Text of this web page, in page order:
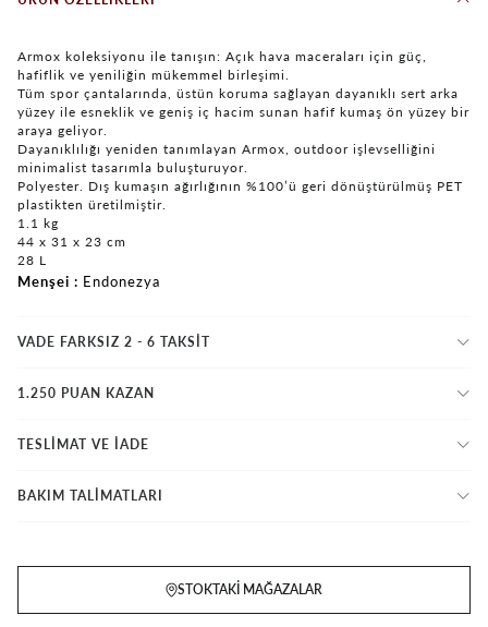
Armox koleksiyonu ile tanışın: Açık hava maceraları için güç,
hafiflik ve yeniliğin mükemmel birleşimi.
Tüm spor çantalarında, üstün koruma sağlayan dayanıklı sert arka
yüzey ile esneklik ve geniş iç hacim sunan hafif kumaş ön yüzey bir
araya geliyor.
Dayanıklılığı yeniden tanımlayan Armox, outdoor işlevselliğini
minimalist tasarımla buluşturuyor.
Polyester. Dış kumaşın ağırlığının %100’ü geri dönüştürülmüş PET
plastikten üretilmiştir.
1.1 kg
44 x 31 x 23 cm
28 L
Menşei Endonezya
VADE FARKSIZ 2 - 6 TAKSIT
1.250 PUAN KAZAN
TESLİMAT VE İADE
BAKIM TALİMATLARI
STOKTAKI MAĞAZALAR